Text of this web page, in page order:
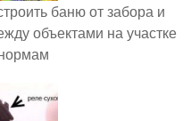
баню от забора и
объектами на участке